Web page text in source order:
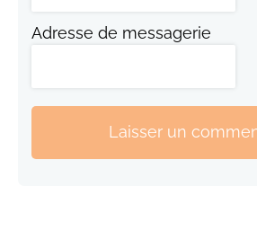
Adresse de messagerie
Laisser un